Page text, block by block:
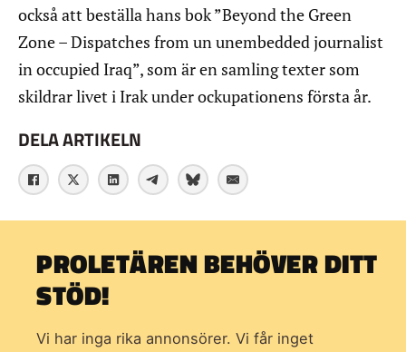
också att beställa hans bok ”Beyond the Green
Zone – Dispatches from un unembedded journalist
in occupied Iraq”, som är en samling texter som
skildrar livet i Irak under ockupationens första år.
DELA ARTIKELN
PROLETÄREN BEHÖVER DITT
STÖD!
Vi har inga rika annonsörer. Vi får inget